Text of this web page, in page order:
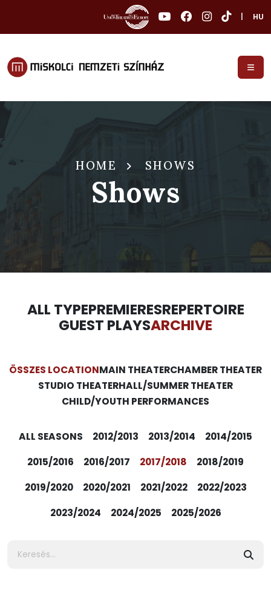
HU
HOME SHOWS
Shows
ALL TYPEPREMIERESREPERTOIRE
GUEST PLAYSARCHIVE
ÖSSZES LOCATIONMAIN THEATERCHAMBER THEATER
STUDIO THEATERHALL/SUMMER THEATER
CHILD/YOUTH PERFORMANCES
ALL SEASONS 2012/2013 2013/2014
2014/2015
2015/2016
2016/2017 2017/2018
2018/2019
2019/2020
2020/2021 2021/2022
2022/2023
2023/2024
2024/2025 2025/2026